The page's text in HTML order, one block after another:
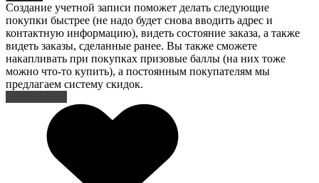
Создание учетной записи поможет делать следующие
покупки быстрее (не надо будет снова вводить адрес и
контактную информацию), видеть состояние заказа, а также
видеть заказы, сделанные ранее. Вы также сможете
накапливать при покупках призовые баллы (на них тоже
можно что-то купить), а постоянным покупателям мы
предлагаем систему скидок.